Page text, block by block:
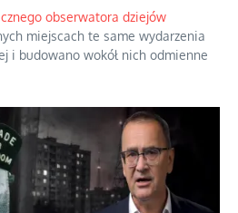
obserwatora dziejów
miejscach te same wydarzenia
i budowano wokół nich odmienne